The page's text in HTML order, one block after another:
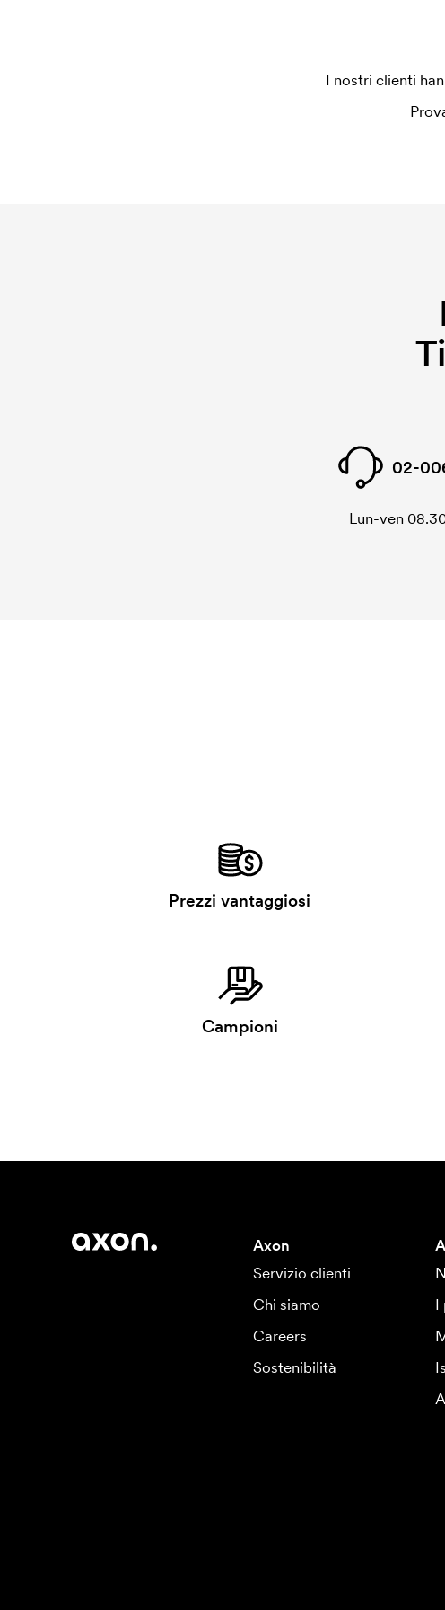
I nostri clienti
02-
Lun-ven
Prezzi vantaggiosi
Campioni
Axon
Servizio clienti
Chi siamo
Careers
Sostenibilità
I